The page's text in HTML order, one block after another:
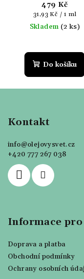
479 Kč
Měrná
cena:
31,93 Kč / 1 ml
Skladem (2 ks)
Do košíku
Kontakt
info@olejovysvet.cz
+420 777 267 038
Informace pro
Doprava a platba
Obchodní podmínky
Ochrany osobních